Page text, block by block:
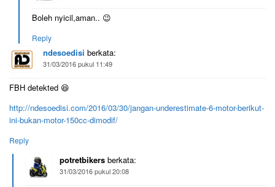
Boleh nyicil,aman.. 😉
Reply
ndesoedisi berkata:
31/03/2016 pukul 11:49
FBH detekted 😆
http://ndesoedisi.com/2016/03/30/jangan-underestimate-6-motor-berikut-
ini-bukan-motor-150cc-dimodif/
Reply
potretbikers berkata:
31/03/2016 pukul 20:08